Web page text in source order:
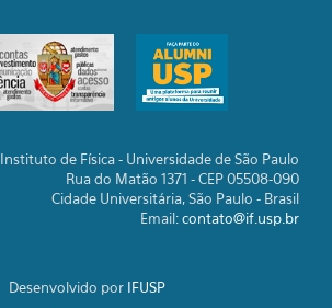
Instituto de Física - Universidade de São Paulo
Rua do Matão 1371 - CEP 05508-090
Cidade Universitária, São Paulo - Brasil
Email:contato@if.usp.br
Desenvolvido por IFUSP